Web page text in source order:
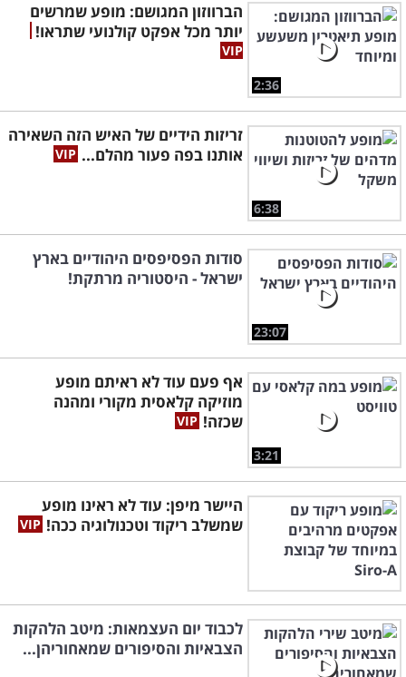
2:36
הברווזון המגושם: מופע שמרשים
יותר מכל אפקט קולנועי שתראו!
6:38
זריזות הידיים של האיש הזה השאירה
אותנו בפה פעור מהלם...
23:07
סודות הפסיפסים היהודיים בארץ
ישראל - היסטוריה מרתקת!
3:21
אף פעם עוד לא ראיתם מופע
מוזיקה קלאסית מקורי ומהנה
שכזה!
היישר מיפן: עוד לא ראינו מופע
שמשלב ריקוד וטכנולוגיה ככה!
לכבוד יום העצמאות: מיטב הלהקות
הצבאיות והסיפורים שמאחוריהן...